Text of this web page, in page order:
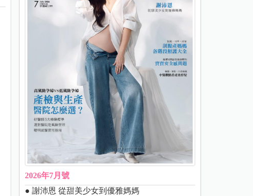
2026年7月號
● 謝沛恩 從甜美少女到優雅媽媽